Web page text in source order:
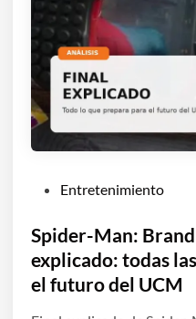
b
l
Entretenimiento
Spider-Man:
explicado: todas
el futuro del UCM